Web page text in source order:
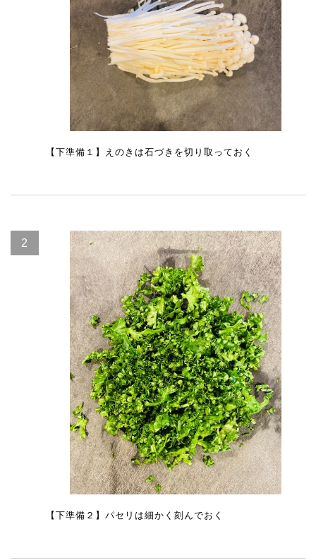
【下準備１】えのきは石づきを切り取っておく
【下準備２】パセリは細かく刻んでおく